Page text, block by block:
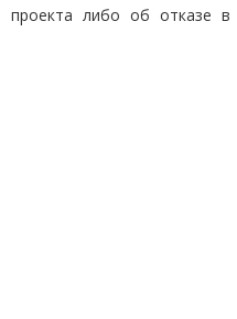
проекта либо об отказе в